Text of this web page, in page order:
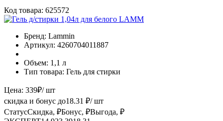
Код товара: 625572
Бренд: Lammin
Артикул: 4260704011887
Объем: 1,1 л
Тип товара: Гель для стирки
Цена: 339₽/ шт
скидка и бонус до18.31 ₽/ шт
СтатусСкидка, ₽Бонус, ₽Выгода, ₽